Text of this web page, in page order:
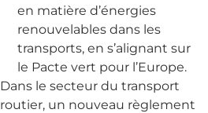
en matière d’énergies
renouvelables dans les
transports, en s’alignant sur
le Pacte vert pour l’Europe.
Dans le secteur du transport
routier, un nouveau règlement